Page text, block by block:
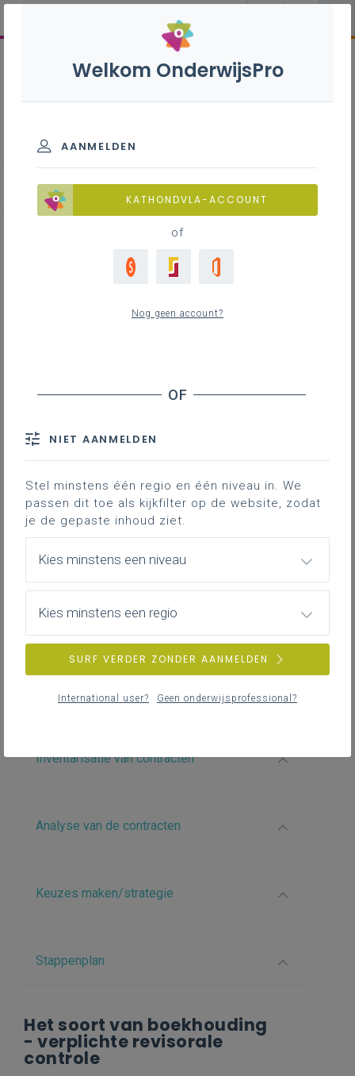
Omvang en activiteiten van de inbrengende en
schoolbesturen
Analyse van de inkomsten
Analyse van de uitgaven
Keuze van de juridische fusiemethode
Contact
Overdracht van contracten
in het kader van een fusie
Wat verstaan we onder contracten?
Inventarisatie van contracten
Analyse van de contracten
Keuzes maken/strategie
Stappenplan
Het soort van boekhouding
- verplichte revisorale
controle
Welkom OnderwijsPro
AANMELDEN
KATHONDVLA-ACCOUNT
of
Nog geen account?
NIET AANMELDEN
Stel minstens één regio en één niveau in. We
passen dit toe als kijkfilter op de website, zodat
je de gepaste inhoud ziet.
Kies minstens een niveau
Kies minstens een regio
SURF VERDER ZONDER AANMELDEN
International user? Geen onderwijsprofessional?